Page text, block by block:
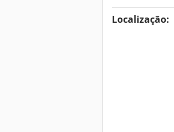
Localização: